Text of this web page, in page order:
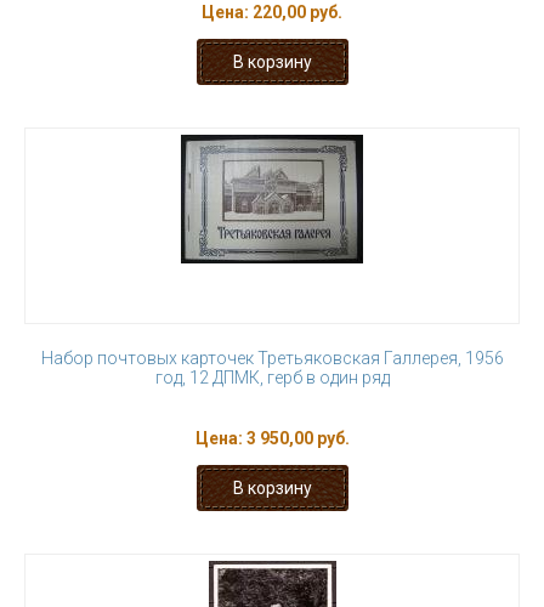
Цена: 220,00 руб.
Набор почтовых карточек Третьяковская Галлерея, 1956
год, 12 ДПМК, герб в один ряд
Цена: 3 950,00 руб.